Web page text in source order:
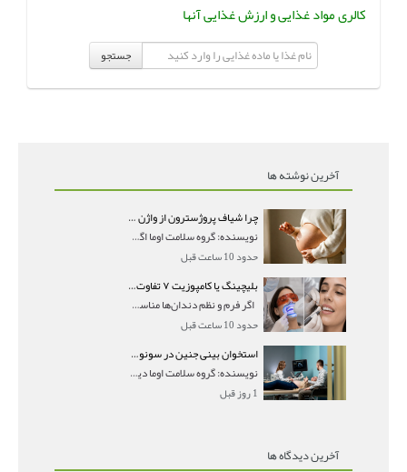
کالری مواد غذایی و ارزش غذایی آنها
جستجو
آخرین نوشته ها
چرا شیاف پروژسترون از واژن بیرون می‌ریزد؟ میزان جذب و زمان صحیح مصرف
نویسنده: گروه سلامت اوما اگر بعد از گذاشتن شیاف پر
حدود 10 ساعت قبل
بلیچینگ یا کامپوزیت ۷ تفاوت مهم برای انتخاب درست
اگر فرم و نظم دندان‌ها مناسب است و مشکل
حدود 10 ساعت قبل
استخوان بینی جنین در سونوگرافی؛ دیده نشدن یا دیر تشکیل شدن آن چه معنایی دارد؟
نویسنده: گروه سلامت اوما دیده نشدن استخوان بینی جن
1 روز قبل
آخرین دیدگاه ها